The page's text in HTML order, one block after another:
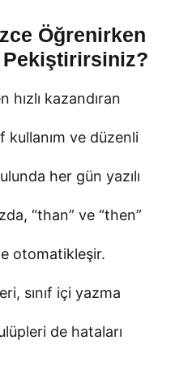
Öğrenirken
Pekiştirirsiniz?
hızlı kazandıran
ve düzenli
her gün yazılı
“than” ve “then”
otomatikleşir.
sınıf içi yazma
de hataları